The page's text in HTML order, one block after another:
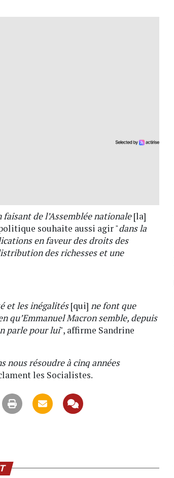
faisant de l’Assemblée nationale[la]
souhaite aussi agir "dans la
en faveur des droits des
des richesses et une
et les inégalités[qui] ne font que
qu’Emmanuel Macron semble, depuis
parle pour lui", affirme Sandrine
nous résoudre à cinq années
les Socialistes.